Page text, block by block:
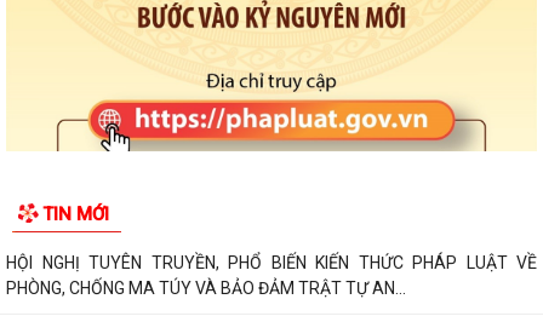
TIN MỚI
HỘI NGHỊ TUYÊN TRUYỀN, PHỔ BIẾN KIẾN THỨC PHÁP LUẬT VỀ
PHÒNG, CHỐNG MA TÚY VÀ BẢO ĐẢM TRẬT TỰ AN...